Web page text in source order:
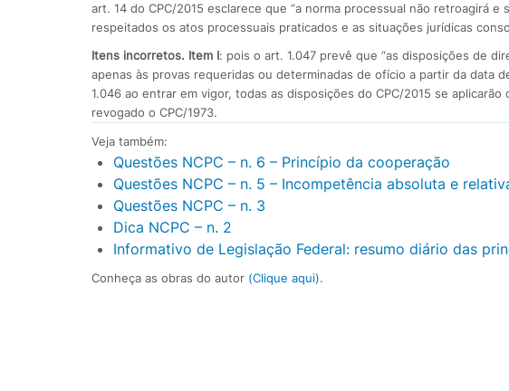
art. 14 do CPC/2015 esclarece que “a norma processual não retroagirá
respeitados os atos processuais praticados e as situações jurídicas
Itens incorretos. Item I: pois o art. 1.047 prevê que “as disposições de
apenas às provas requeridas ou determinadas de ofício a partir da data
1.046 ao entrar em vigor, todas as disposições do CPC/2015 se
revogado o CPC/1973.
Veja também:
Questões NCPC – n. 6 – Princípio da cooperação
Questões NCPC – n. 5 – Incompetência absoluta e
Questões NCPC – n. 3
Dica NCPC – n. 2
Informativo de Legislação Federal: resumo diário das
Conheça as obras do autor (Clique aqui).